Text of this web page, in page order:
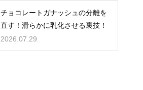
チョコレートガナッシュの分離を
直す！滑らかに乳化させる裏技！
2026.07.29